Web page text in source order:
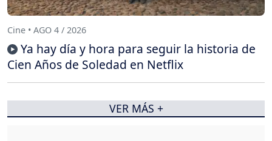
Cine • AGO 4 / 2026
Ya hay día y hora para seguir la historia de
Cien Años de Soledad en Netflix
VER MÁS +